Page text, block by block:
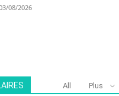
08/2026
All Plus